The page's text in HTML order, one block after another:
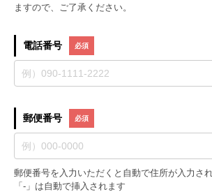
ますので、ご了承ください。
電話番号
郵便番号
郵便番号を入力いただくと自動で住所が入力さ
「-」は自動で挿入されます